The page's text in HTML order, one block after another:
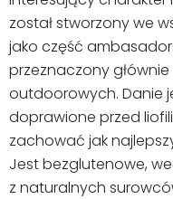
został stworzony we
jako część
przeznaczony
outdoorowych. Danie
doprawione przed
zachować jak
Jest bezglutenowe,
z naturalnych